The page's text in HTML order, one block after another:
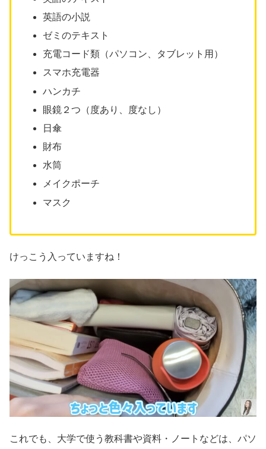
英語の小説
ゼミのテキスト
充電コード類（パソコン、タブレット用）
スマホ充電器
ハンカチ
眼鏡２つ（度あり、度なし）
日傘
財布
水筒
メイクポーチ
マスク
けっこう入っていますね！
これでも、大学で使う教科書や資料・ノートなどは、パソ